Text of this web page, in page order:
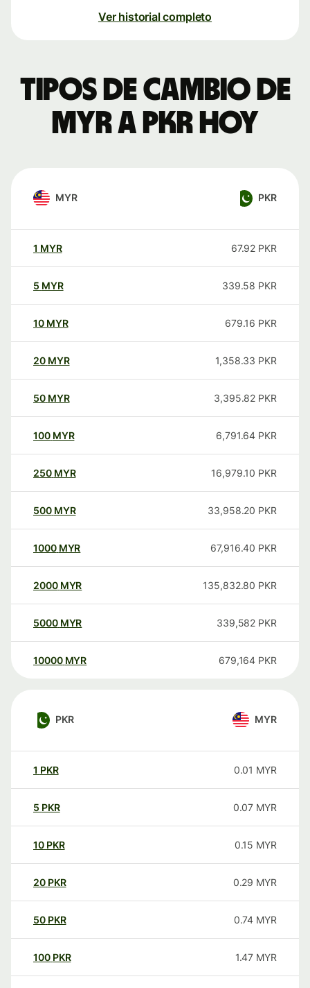
Ver historial completo
Tipos de cambio de
MYR a PKR hoy
MYR PKR
1 MYR 67.92 PKR
5 MYR 339.58 PKR
10 MYR 679.16 PKR
20 MYR 1,358.33 PKR
50 MYR 3,395.82 PKR
100 MYR 6,791.64 PKR
250 MYR 16,979.10 PKR
500 MYR 33,958.20 PKR
1000 MYR 67,916.40 PKR
2000 MYR 135,832.80 PKR
5000 MYR 339,582 PKR
10000 MYR 679,164 PKR
PKR MYR
1 PKR 0.01 MYR
5 PKR 0.07 MYR
10 PKR 0.15 MYR
20 PKR 0.29 MYR
50 PKR 0.74 MYR
100 PKR 1.47 MYR